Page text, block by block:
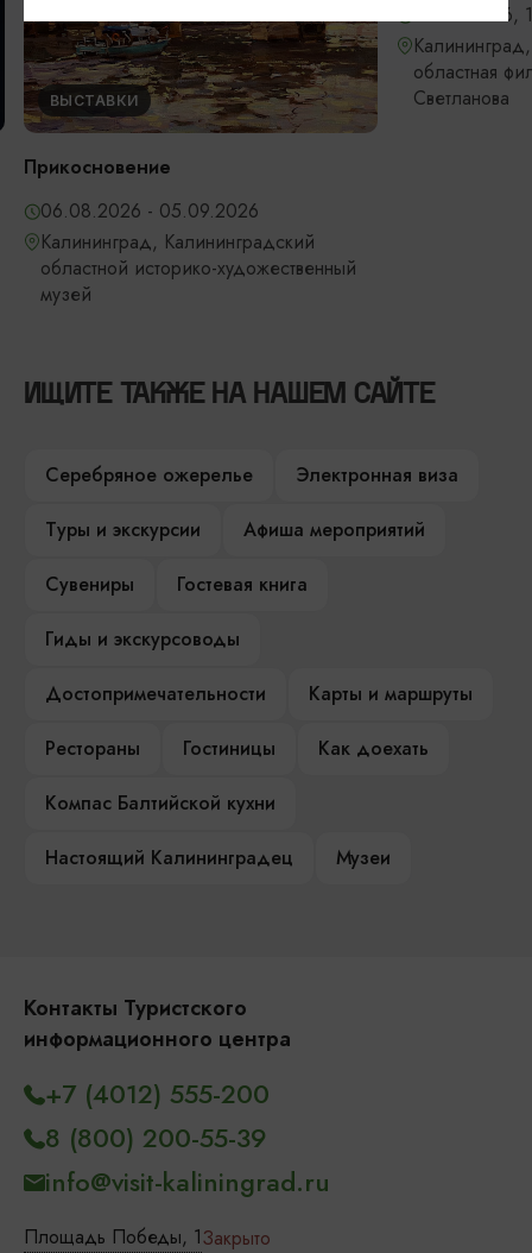
ВЫСТАВКИ
Прикосновение
06.08.2026 - 05.09.2026
Калининград, Калининградский
областной историко-художественный
музей
06.09.2026,
областная
Светланова
ИЩИТЕ ТАКЖЕ НА НАШЕМ САЙТЕ
Серебряное ожерелье
Электронная виза
Туры и экскурсии
Афиша мероприятий
Сувениры
Гостевая книга
Гиды и экскурсоводы
Достопримечательности
Карты и маршруты
Рестораны
Гостиницы
Как доехать
Компас Балтийской кухни
Настоящий Калининградец
Музеи
Контакты Туристского
информационного центра
Площадь Победы, 1Закрыто
+7 (4012) 555-200
8 (800) 200-55-39
info@visit-kaliningrad.ru